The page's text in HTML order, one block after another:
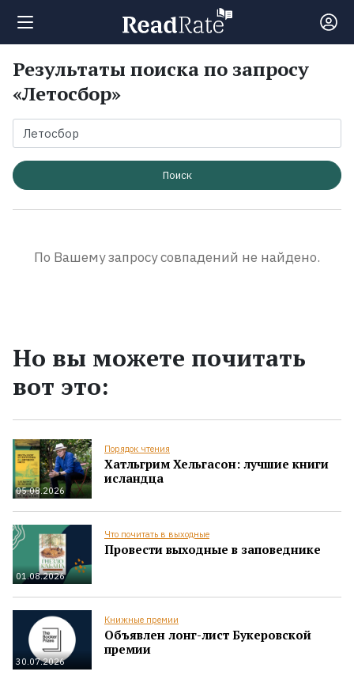
Поиск
Новости
Рейтинги
Результаты поиска по запросу
«Летосбор»
Поиск
По Вашему запросу совпадений не найдено.
Но вы можете почитать
вот это:
05.08.2026
Порядок чтения
Хатльгрим Хельгасон: лучшие книги
исландца
01.08.2026
Что почитать в выходные
Провести выходные в заповеднике
30.07.2026
Книжные премии
Объявлен лонг-лист Букеровской
премии